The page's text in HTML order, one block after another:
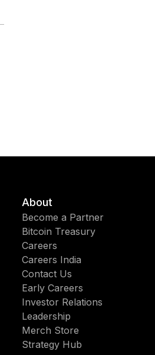
About
Become a Partner
Bitcoin Treasury
Careers
Careers India
Contact Us
Early Careers
Investor Relations
Leadership
Merch Store
Strategy Hub